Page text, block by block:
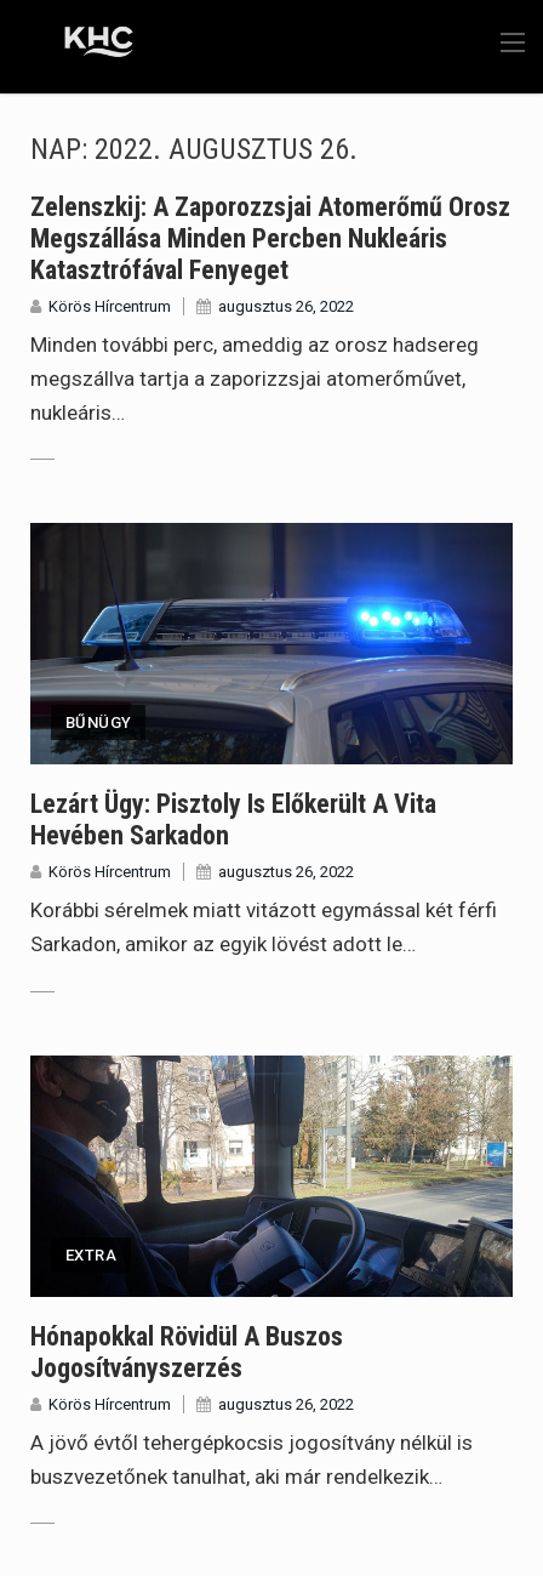
NAP: 2022. AUGUSZTUS 26.
Zelenszkij: A Zaporozzsjai Atomerőmű Orosz
Megszállása Minden Percben Nukleáris
Katasztrófával Fenyeget
Körös Hírcentrum augusztus 26, 2022
Minden további perc, ameddig az orosz hadsereg
megszállva tartja a zaporizzsjai atomerőművet,
nukleáris…
BŰNÜGY
Lezárt Ügy: Pisztoly Is Előkerült A Vita
Hevében Sarkadon
Körös Hírcentrum augusztus 26, 2022
Korábbi sérelmek miatt vitázott egymással két férfi
Sarkadon, amikor az egyik lövést adott le…
EXTRA
Hónapokkal Rövidül A Buszos
Jogosítványszerzés
Körös Hírcentrum augusztus 26, 2022
A jövő évtől tehergépkocsis jogosítvány nélkül is
buszvezetőnek tanulhat, aki már rendelkezik…